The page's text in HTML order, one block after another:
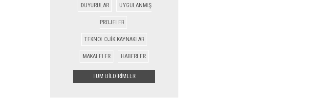
DUYURULAR UYGULANMIŞ
PROJELER
TEKNOLOJİK KAYNAKLAR
MAKALELER HABERLER
TÜM BİLDİRİMLER